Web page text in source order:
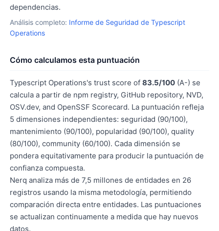
dependencias.
Análisis completo: Informe de Seguridad de Typescript
Operations
Cómo calculamos esta puntuación
Typescript Operations's trust score of 83.5/100 (A-) se
calcula a partir de npm registry, GitHub repository, NVD,
OSV.dev, and OpenSSF Scorecard. La puntuación refleja
5 dimensiones independientes: seguridad (90/100),
mantenimiento (90/100), popularidad (90/100), quality
(80/100), community (60/100). Cada dimensión se
pondera equitativamente para producir la puntuación de
confianza compuesta.
Nerq analiza más de 7,5 millones de entidades en 26
registros usando la misma metodología, permitiendo
comparación directa entre entidades. Las puntuaciones
se actualizan continuamente a medida que hay nuevos
datos.